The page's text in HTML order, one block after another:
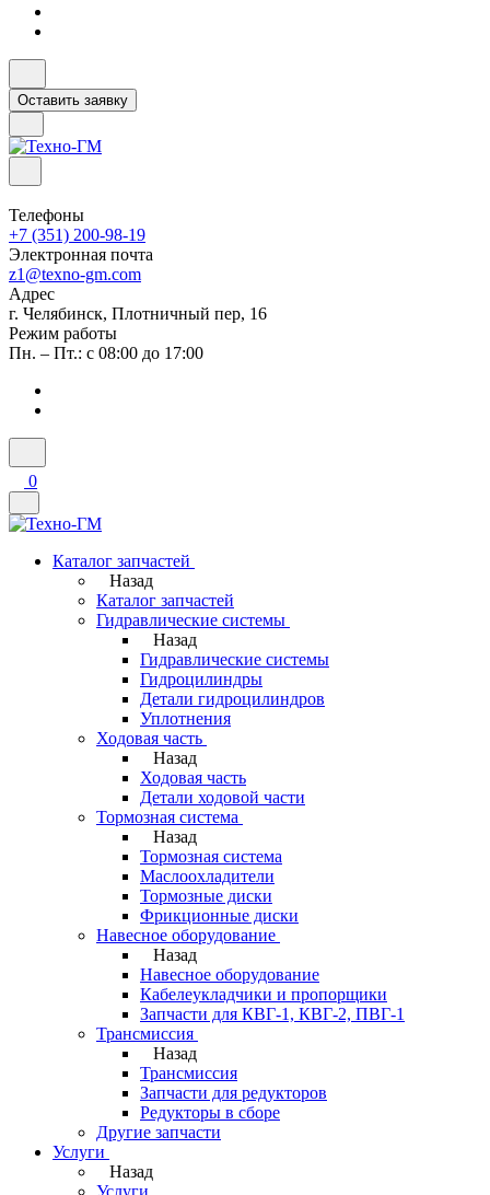
Оставить заявку
Телефоны
+7 (351) 200-98-19
Электронная почта
z1@texno-gm.com
Адрес
г. Челябинск, Плотничный пер, 16
Режим работы
Пн. – Пт.: с 08:00 до 17:00
0
Каталог запчастей
Назад
Каталог запчастей
Гидравлические системы
Назад
Гидравлические системы
Гидроцилиндры
Детали гидроцилиндров
Уплотнения
Ходовая часть
Назад
Ходовая часть
Детали ходовой части
Тормозная система
Назад
Тормозная система
Маслоохладители
Тормозные диски
Фрикционные диски
Навесное оборудование
Назад
Навесное оборудование
Кабелеукладчики и пропорщики
Запчасти для КВГ-1, КВГ-2, ПВГ-1
Трансмиссия
Назад
Трансмиссия
Запчасти для редукторов
Редукторы в сборе
Другие запчасти
Услуги
Назад
Услуги